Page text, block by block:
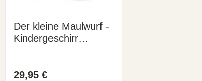
Der kleine Maulwurf -
Kindergeschirr
29,95 €